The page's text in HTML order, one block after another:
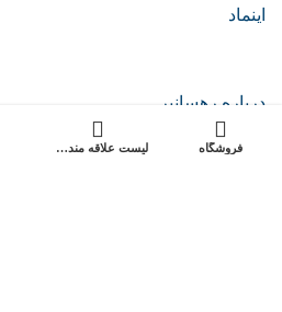
اینماد
درباره رهسانیر
فروشگاه لیست علاقه مندی ها